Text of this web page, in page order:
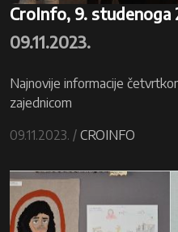
CroInfo, 9. studenoga
09.11.2023.
Najnovije informacije
zajednicom
09.11.2023. / CROINFO